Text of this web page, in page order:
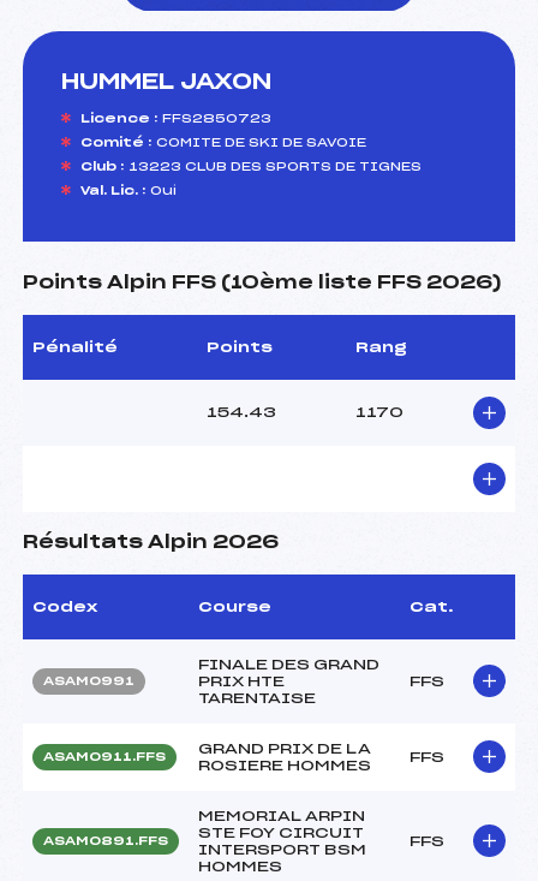
HUMMEL JAXON
Licence : FFS2850723
Comité : COMITE DE SKI DE SAVOIE
Club : 13223 CLUB DES SPORTS DE TIGNES
Val. Lic. : Oui
Points Alpin FFS (10ème liste FFS 2026)
Pénalité Points Rang
154.43 1170
Résultats Alpin 2026
Codex Course Cat.
ASAM0991
FINALE DES GRAND
PRIX HTE
TARENTAISE
FFS
ASAM0911.FFS
GRAND PRIX DE LA
ROSIERE HOMMES
FFS
ASAM0891.FFS
MEMORIAL ARPIN
STE FOY CIRCUIT
INTERSPORT BSM
HOMMES
FFS